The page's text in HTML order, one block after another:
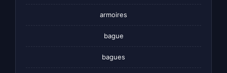
armoires
bague
bagues